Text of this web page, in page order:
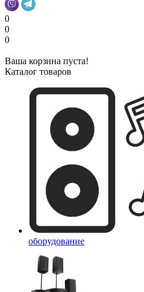
0
0
0
Ваша корзина пуста!
Каталог товаров
оборудование